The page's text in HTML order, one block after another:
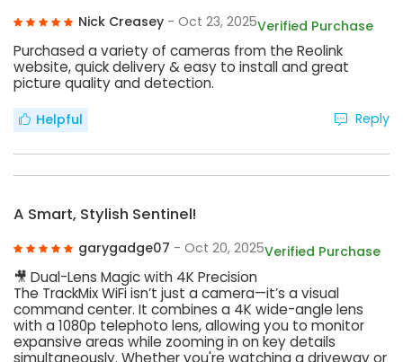
Nick Creasey - Oct 23, 2025Verified Purchase
Purchased a variety of cameras from the Reolink
website, quick delivery & easy to install and great
picture quality and detection.
Helpful Reply
A Smart, Stylish Sentinel!
garygadge07 - Oct 20, 2025Verified Purchase
🎥 Dual-Lens Magic with 4K Precision
The TrackMix WiFi isn’t just a camera—it’s a visual
command center. It combines a 4K wide-angle lens
with a 1080p telephoto lens, allowing you to monitor
expansive areas while zooming in on key details
simultaneously. Whether you're watching a driveway or